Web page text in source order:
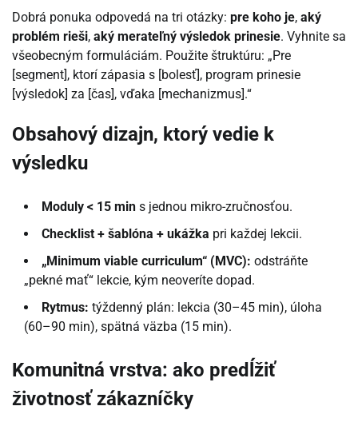
Dobrá ponuka odpovedá na tri otázky: pre koho je, aký
problém rieši, aký merateľný výsledok prinesie. Vyhnite sa
všeobecným formuláciám. Použite štruktúru: „Pre
[segment], ktorí zápasia s [bolesť], program prinesie
[výsledok] za [čas], vďaka [mechanizmus].“
Obsahový dizajn, ktorý vedie k
výsledku
Moduly < 15 min s jednou mikro-zručnosťou.
Checklist + šablóna + ukážka pri každej lekcii.
„Minimum viable curriculum“ (MVC): odstráňte
„pekné mať“ lekcie, kým neoveríte dopad.
Rytmus: týždenný plán: lekcia (30–45 min), úloha
(60–90 min), spätná väzba (15 min).
Komunitná vrstva: ako predĺžiť
životnosť zákazníčky